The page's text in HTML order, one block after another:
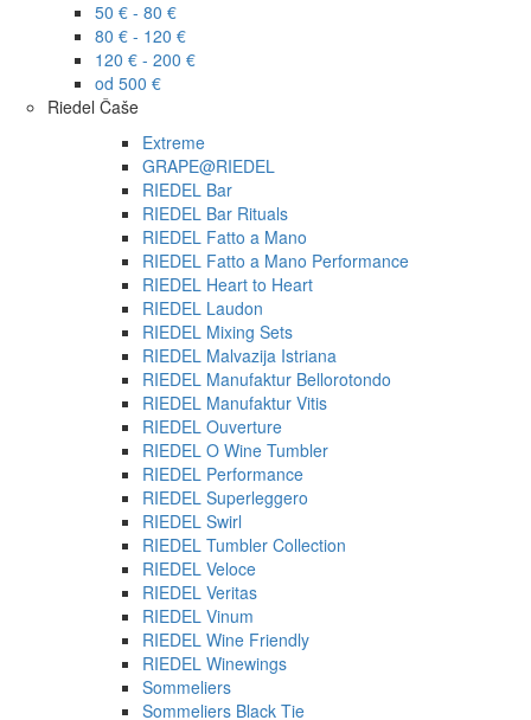
50 € - 80 €
80 € - 120 €
120 € - 200 €
od 500 €
Riedel Čaše
Extreme
GRAPE@RIEDEL
RIEDEL Bar
RIEDEL Bar Rituals
RIEDEL Fatto a Mano
RIEDEL Fatto a Mano Performance
RIEDEL Heart to Heart
RIEDEL Laudon
RIEDEL Mixing Sets
RIEDEL Malvazija Istriana
RIEDEL Manufaktur Bellorotondo
RIEDEL Manufaktur Vitis
RIEDEL Ouverture
RIEDEL O Wine Tumbler
RIEDEL Performance
RIEDEL Superleggero
RIEDEL Swirl
RIEDEL Tumbler Collection
RIEDEL Veloce
RIEDEL Veritas
RIEDEL Vinum
RIEDEL Wine Friendly
RIEDEL Winewings
Sommeliers
Sommeliers Black Tie